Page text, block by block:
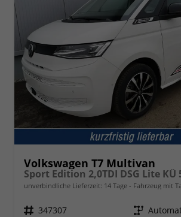
Volkswagen T7 Multivan
Sport Edition 2,0TDI DSG Lite KÜ
unverbindliche Lieferzeit: 14 Tage Fahrzeug mit
Fahrzeugnr. 347307 Getriebe